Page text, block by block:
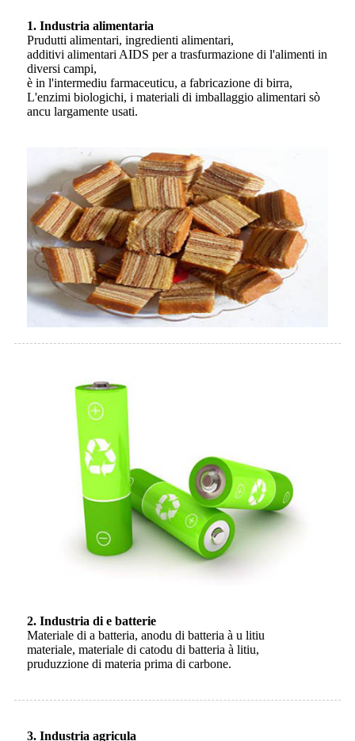
1. Industria alimentaria
Prudutti alimentari, ingredienti alimentari,
additivi alimentari AIDS per a trasfurmazione di l'alimenti in
diversi campi,
è in l'intermediu farmaceuticu, a fabricazione di birra,
L'enzimi biologichi, i materiali di imballaggio alimentari sò
ancu largamente usati.
2. Industria di e batterie
Materiale di a batteria, anodu di batteria à u litiu
materiale, materiale di catodu di batteria à litiu,
pruduzzione di materia prima di carbone.
3. Industria agricula